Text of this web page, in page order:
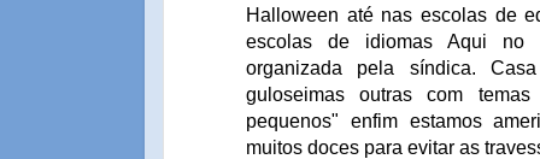
Halloween até nas escolas de
escolas de idiomas Aqui no
organizada pela síndica.
guloseimas outras com
pequenos" enfim estamos
muitos doces para evitar as